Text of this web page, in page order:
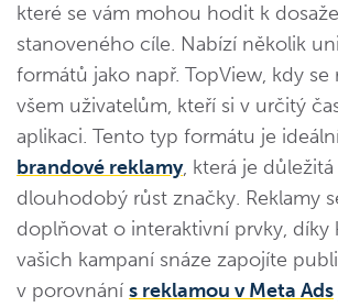
které se vám mohou hodit k
stanoveného cíle. Nabízí několik
formátů jako např. TopView, kdy se
všem uživatelům, kteří si v určitý
aplikaci. Tento typ formátu je
brandové reklamy, která je
dlouhodobý růst značky. Reklamy
doplňovat o interaktivní prvky, díky
vašich kampaní snáze zapojíte
v porovnání s reklamou v Meta Ads